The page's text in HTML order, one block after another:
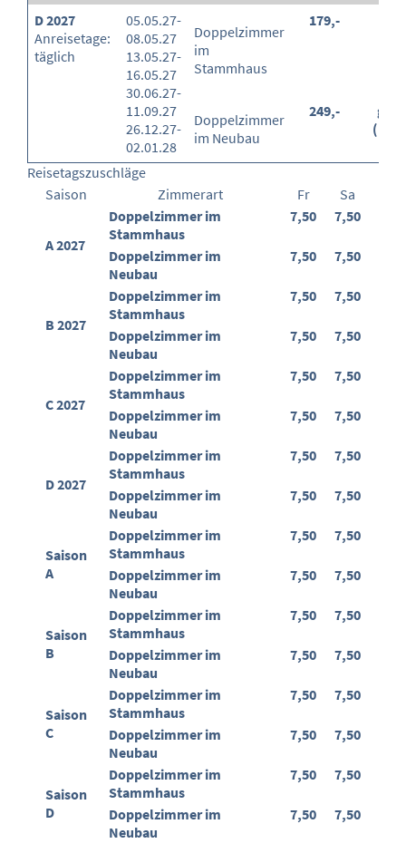
D 2027
Anreisetage:
täglich
05.05.27-
08.05.27
13.05.27-
16.05.27
30.06.27-
11.09.27
26.12.27-
02.01.28
Doppelzimmer
im
Stammhaus
179,-
Doppelzimmer
im Neubau
249,-
Reisetagszuschläge
Saison
Zimmerart Fr Sa
A 2027
Doppelzimmer im
Stammhaus
7,50 7,50
Doppelzimmer im
Neubau
7,50 7,50
B 2027
Doppelzimmer im
Stammhaus
7,50 7,50
Doppelzimmer im
Neubau
7,50 7,50
C 2027
Doppelzimmer im
Stammhaus
7,50 7,50
Doppelzimmer im
Neubau
7,50 7,50
D 2027
Doppelzimmer im
Stammhaus
7,50 7,50
Doppelzimmer im
Neubau
7,50 7,50
Saison
A
Doppelzimmer im
Stammhaus
7,50 7,50
Doppelzimmer im
Neubau
7,50 7,50
Saison
B
Doppelzimmer im
Stammhaus
7,50 7,50
Doppelzimmer im
Neubau
7,50 7,50
Saison
C
Doppelzimmer im
Stammhaus
7,50 7,50
Doppelzimmer im
Neubau
7,50 7,50
Saison
D
Doppelzimmer im
Stammhaus
7,50 7,50
Doppelzimmer im
Neubau
7,50 7,50